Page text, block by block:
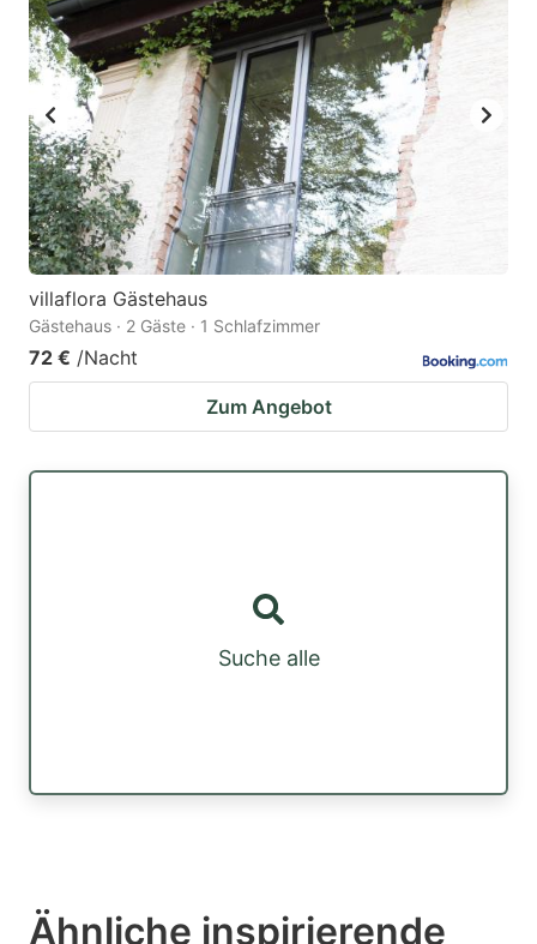
villaflora Gästehaus
Gästehaus · 2 Gäste · 1 Schlafzimmer
72 € /Nacht
Zum Angebot
Suche alle
Ähnliche inspirierende